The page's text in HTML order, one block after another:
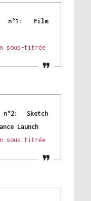
n°1: Film
sous-titrée
n°2: Sketch
Launch
sous titrée